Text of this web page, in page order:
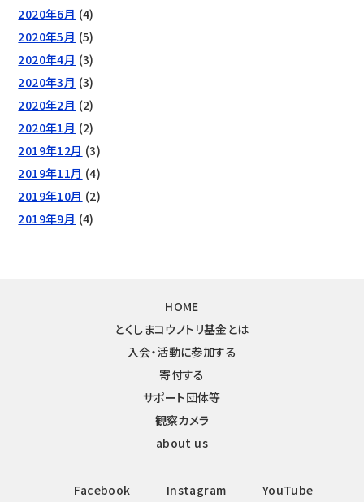
2020年6月 (4)
2020年5月 (5)
2020年4月 (3)
2020年3月 (3)
2020年2月 (2)
2020年1月 (2)
2019年12月 (3)
2019年11月 (4)
2019年10月 (2)
2019年9月 (4)
HOME
とくしまコウノトリ基金とは
入会・活動に参加する
寄付する
サポート団体等
観察カメラ
about us
Facebook Instagram YouTube